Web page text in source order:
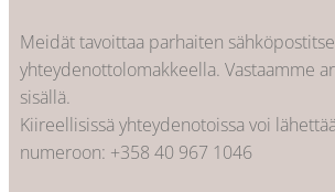
Meidät tavoittaa parhaiten
yhteydenottolomakkeella. Vastaamme
sisällä.
Kiireellisissä yhteydenotoissa voi
numeroon: +358 40 967 1046